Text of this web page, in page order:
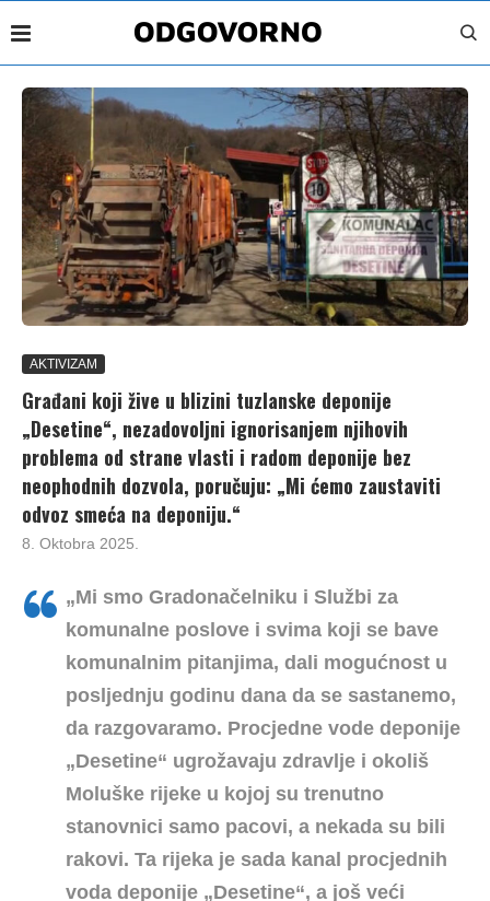
AKTIVIZAM
Građani koji žive u blizini tuzlanske deponije
„Desetine“, nezadovoljni ignorisanjem njihovih
problema od strane vlasti i radom deponije bez
neophodnih dozvola, poručuju: „Mi ćemo zaustaviti
odvoz smeća na deponiju.“
8. Oktobra 2025.
„Mi smo Gradonačelniku i Službi za
komunalne poslove i svima koji se bave
komunalnim pitanjima, dali mogućnost u
posljednju godinu dana da se sastanemo,
da razgovaramo. Procjedne vode deponije
„Desetine“ ugrožavaju zdravlje i okoliš
Moluške rijeke u kojoj su trenutno
stanovnici samo pacovi, a nekada su bili
rakovi. Ta rijeka je sada kanal procjednih
voda deponije „Desetine“, a još veći